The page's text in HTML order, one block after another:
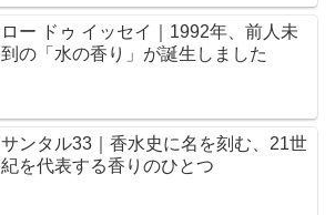
ロー ドゥ イッセイ｜1992年、前人未
到の「水の香り」が誕生しました
サンタル33｜香水史に名を刻む、21世
紀を代表する香りのひとつ